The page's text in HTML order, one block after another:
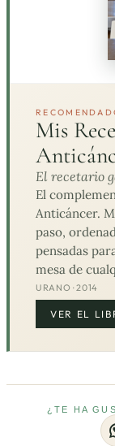
Mis
El recetario
El
Anticáncer.
paso,
pensadas
mesa de
URANO · 2014
VER EL
¿TE HA